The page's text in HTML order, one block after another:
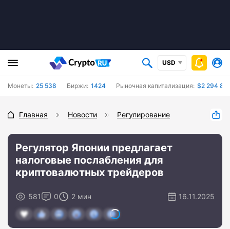
USD
Монеты: 25 538 Биржи: 1424 Рыночная капитализация: $2 294
Главная Новости Регулирование
Регулятор Японии предлагает
налоговые послабления для
криптовалютных трейдеров
581 0 2 мин 16.11.2025